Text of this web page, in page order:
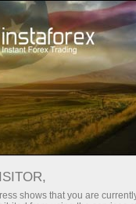
торговый счёт
shows that you are